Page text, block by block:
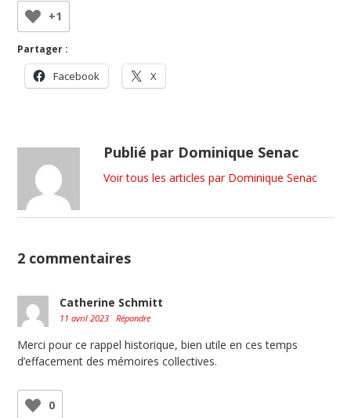
+1
Partager :
Facebook X
Publié par Dominique Senac
Voir tous les articles par Dominique Senac
2 commentaires
Catherine Schmitt
11 avril 2023 Répondre
Merci pour ce rappel historique, bien utile en ces temps
d’effacement des mémoires collectives.
0